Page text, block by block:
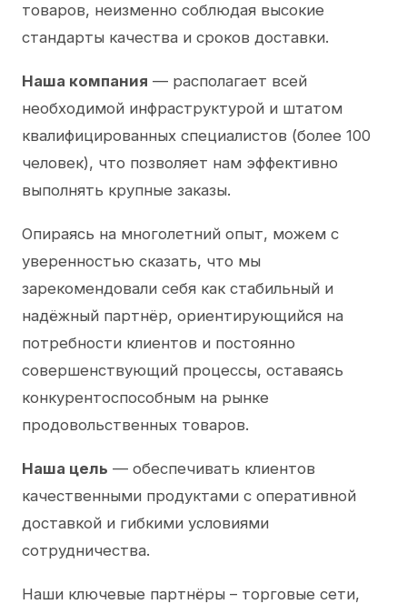
товаров, неизменно соблюдая высокие
стандарты качества и сроков доставки.
Наша компания — располагает всей
необходимой инфраструктурой и штатом
квалифицированных специалистов (более 100
человек), что позволяет нам эффективно
выполнять крупные заказы.
Опираясь на многолетний опыт, можем с
уверенностью сказать, что мы
зарекомендовали себя как стабильный и
надёжный партнёр, ориентирующийся на
потребности клиентов и постоянно
совершенствующий процессы, оставаясь
конкурентоспособным на рынке
продовольственных товаров.
Наша цель — обеспечивать клиентов
качественными продуктами с оперативной
доставкой и гибкими условиями
сотрудничества.
Наши ключевые партнёры – торговые сети,